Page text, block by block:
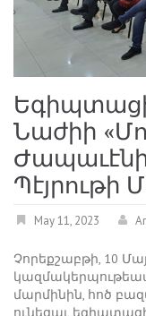
Նաժիի
Ժապաւէնի
Պէյրութի
May 11, 2023
Չորեքշաբթի, 10
մարմինին, հոծ
ունեցաւ